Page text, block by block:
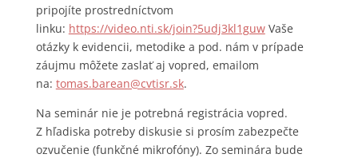
pripojíte prostredníctvom
linku: https://video.nti.sk/join?5udj3kl1guwVaše
otázky k evidencii, metodike a pod. nám v prípade
záujmu môžete zaslať aj vopred, emailom
na: tomas.barean@cvtisr.sk.
Na seminár nie je potrebná registrácia vopred.
Z hľadiska potreby diskusie si prosím zabezpečte
ozvučenie (funkčné mikrofóny). Zo seminára bude